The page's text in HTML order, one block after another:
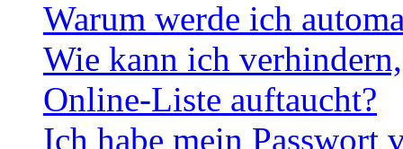
Warum werde ich
Wie kann ich
Online-Liste auftaucht?
Ich habe mein Passwort